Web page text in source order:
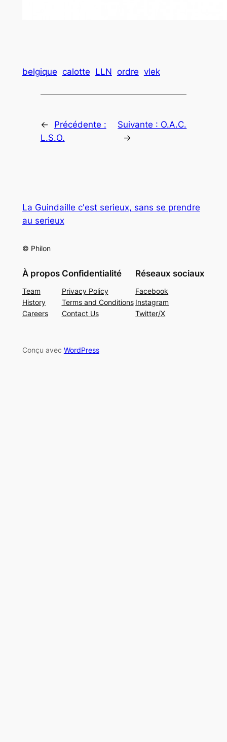
belgique calotte LLN ordre vlek
←
Précédente :
L.S.O.
Suivante : O.A.C.
→
La Guindaille c'est serieux, sans se prendre
au serieux
© Philon
À propos
Team
History
Careers
Confidentialité
Privacy Policy
Terms and Conditions
Contact Us
Réseaux sociaux
Facebook
Instagram
Twitter/X
Conçu avec WordPress